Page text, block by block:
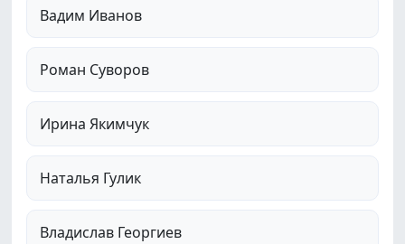
Вадим Иванов
Роман Суворов
Ирина Якимчук
Наталья Гулик
Владислав Георгиев